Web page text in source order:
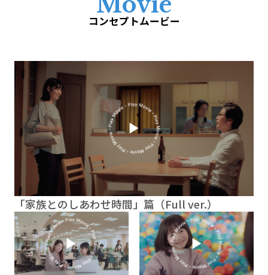
コンセプトムービー
「家族とのしあわせ時間」篇（Full ver.）